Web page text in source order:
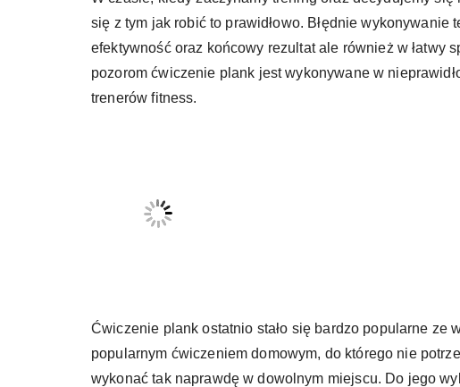
się z tym jak robić to prawidłowo. Błędnie wykonywanie
efektywność oraz końcowy rezultat ale również w łatwy
pozorom ćwiczenie plank jest wykonywane w
trenerów fitness.
Ćwiczenie plank ostatnio stało się bardzo popularne ze
popularnym ćwiczeniem domowym, do którego nie
wykonać tak naprawdę w dowolnym miejscu. Do jego